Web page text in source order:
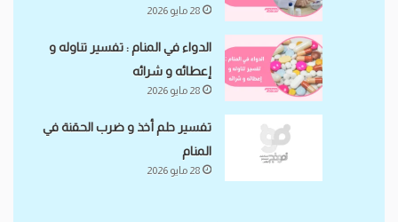
28 مايو 2026
الدواء في المنام : تفسير تناوله و
إعطائه و شرائه
28 مايو 2026
تفسير حلم أخذ و ضرب الحقنة في
المنام
28 مايو 2026